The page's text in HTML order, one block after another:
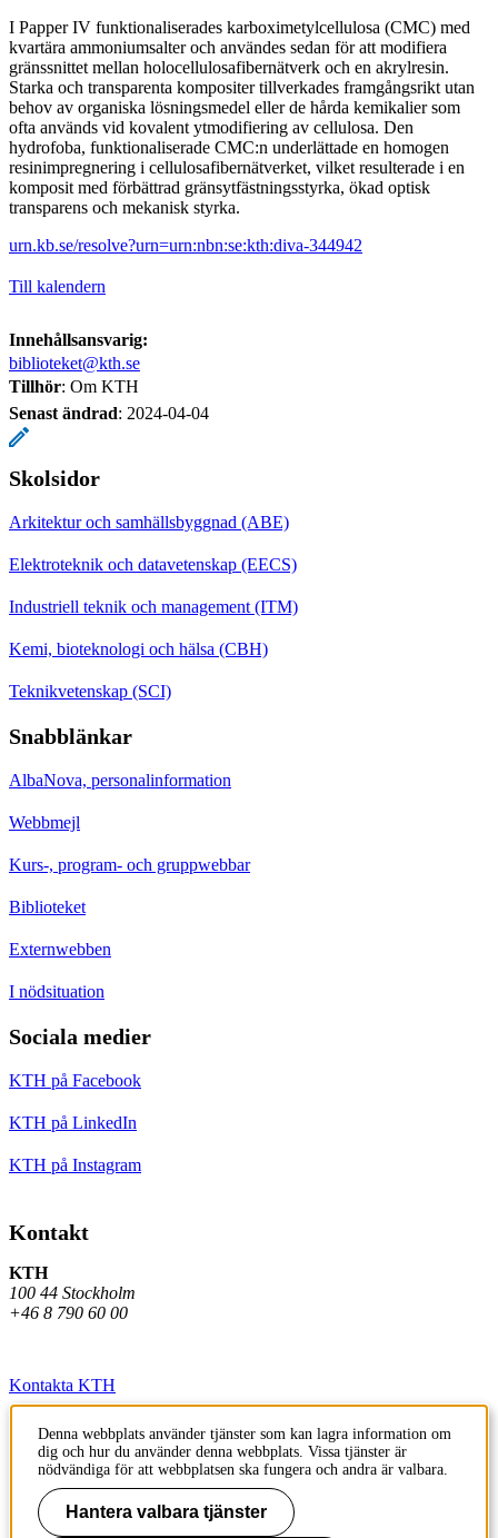
I Papper IV funktionaliserades karboximetylcellulosa (CMC) med
kvartära ammoniumsalter och användes sedan för att modifiera
gränssnittet mellan holocellulosafibernätverk och en akrylresin.
Starka och transparenta kompositer tillverkades framgångsrikt utan
behov av organiska lösningsmedel eller de hårda kemikalier som
ofta används vid kovalent ytmodifiering av cellulosa. Den
hydrofoba, funktionaliserade CMC:n underlättade en homogen
resinimpregnering i cellulosafibernätverket, vilket resulterade i en
komposit med förbättrad gränsytfästningsstyrka, ökad optisk
transparens och mekanisk styrka.
urn.kb.se/resolve?urn=urn:nbn:se:kth:diva-344942
Till kalendern
Innehållsansvarig:
biblioteket@kth.se
Tillhör: Om KTH
Senast ändrad: 2024-04-04
Skolsidor
Arkitektur och samhällsbyggnad (ABE)
Elektroteknik och datavetenskap (EECS)
Industriell teknik och management (ITM)
Kemi, bioteknologi och hälsa (CBH)
Teknikvetenskap (SCI)
Snabblänkar
AlbaNova, personalinformation
Webbmejl
Kurs-, program- och gruppwebbar
Biblioteket
Externwebben
I nödsituation
Sociala medier
KTH på Facebook
KTH på LinkedIn
KTH på Instagram
Kontakt
KTH
100 44 Stockholm
+46 8 790 60 00
Kontakta KTH
Jobba på KTH
Press och media
Faktura och betalning KTH
Denna webbplats använder tjänster som kan lagra information om
dig och hur du använder denna webbplats. Vissa tjänster är
nödvändiga för att webbplatsen ska fungera och andra är valbara.
Hantera valbara tjänster